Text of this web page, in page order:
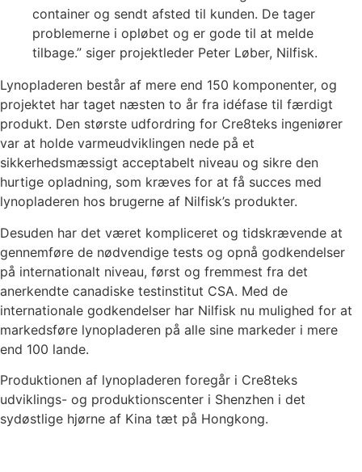
container og sendt afsted til kunden. De tager
problemerne i opløbet og er gode til at melde
tilbage.” siger projektleder Peter Løber, Nilfisk.
Lynopladeren består af mere end 150 komponenter, og
projektet har taget næsten to år fra idéfase til færdigt
produkt. Den største udfordring for Cre8teks ingeniører
var at holde varmeudviklingen nede på et
sikkerhedsmæssigt acceptabelt niveau og sikre den
hurtige opladning, som kræves for at få succes med
lynopladeren hos brugerne af Nilfisk’s produkter.
Desuden har det været kompliceret og tidskrævende at
gennemføre de nødvendige tests og opnå godkendelser
på internationalt niveau, først og fremmest fra det
anerkendte canadiske testinstitut CSA. Med de
internationale godkendelser har Nilfisk nu mulighed for at
markedsføre lynopladeren på alle sine markeder i mere
end 100 lande.
Produktionen af lynopladeren foregår i Cre8teks
udviklings- og produktionscenter i Shenzhen i det
sydøstlige hjørne af Kina tæt på Hongkong.